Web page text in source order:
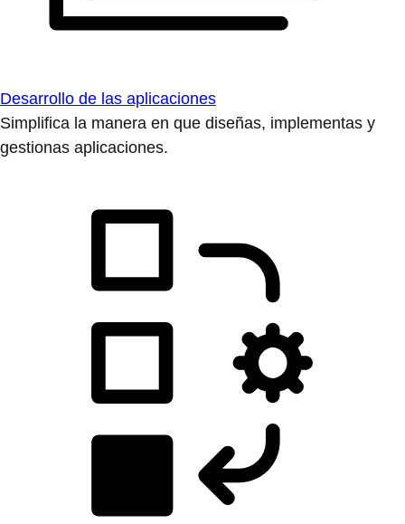
Desarrollo de las aplicaciones
Simplifica la manera en que diseñas, implementas y
gestionas aplicaciones.